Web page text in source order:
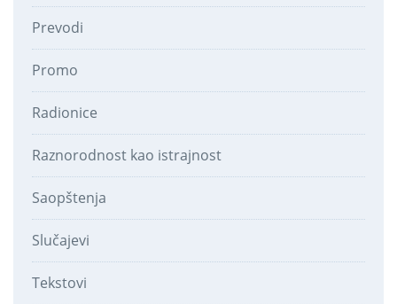
Prevodi
Promo
Radionice
Raznorodnost kao istrajnost
Saopštenja
Slučajevi
Tekstovi